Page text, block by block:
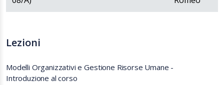
Lezioni
Modelli Organizzativi e Gestione Risorse Umane -
Introduzione al corso